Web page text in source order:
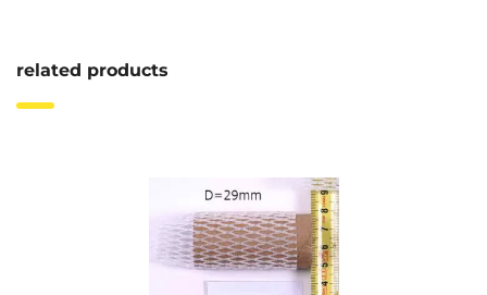
related products